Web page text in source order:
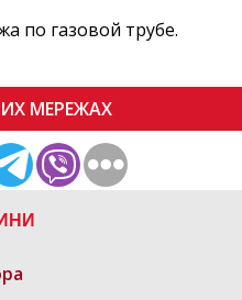
МЕРЕЖАХ